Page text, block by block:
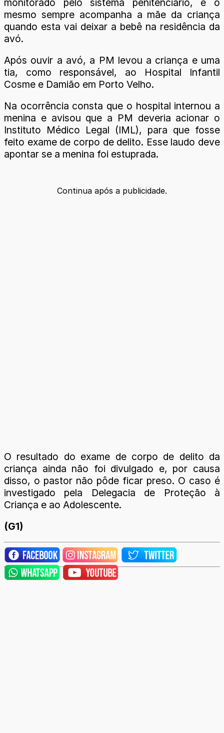
mesmo sempre acompanha a mãe da criança
quando esta vai deixar a bebê na residência da
avó.
Após ouvir a avó, a PM levou a criança e uma
tia, como responsável, ao Hospital Infantil
Cosme e Damião em Porto Velho.
Na ocorrência consta que o hospital internou a
menina e avisou que a PM deveria acionar o
Instituto Médico Legal (IML), para que fosse
feito exame de corpo de delito. Esse laudo deve
apontar se a menina foi estuprada.
Continua após a publicidade.
O resultado do exame de corpo de delito da
criança ainda não foi divulgado e, por causa
disso, o pastor não pôde ficar preso. O caso é
investigado pela Delegacia de Proteção à
Criança e ao Adolescente.
(G1)